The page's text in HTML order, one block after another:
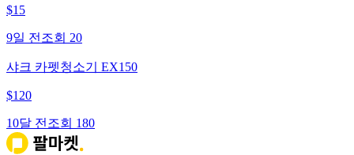
$15
9일 전 조회 20
샤크 카펫청소기 EX150
$120
10달 전 조회 180